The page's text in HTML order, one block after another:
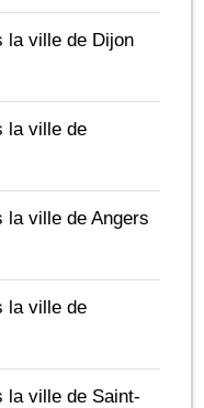
la ville de Dijon
la ville de
la ville de Angers
la ville de
la ville de Saint-